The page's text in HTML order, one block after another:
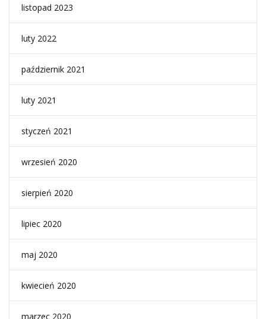
listopad 2023
luty 2022
październik 2021
luty 2021
styczeń 2021
wrzesień 2020
sierpień 2020
lipiec 2020
maj 2020
kwiecień 2020
marzec 2020